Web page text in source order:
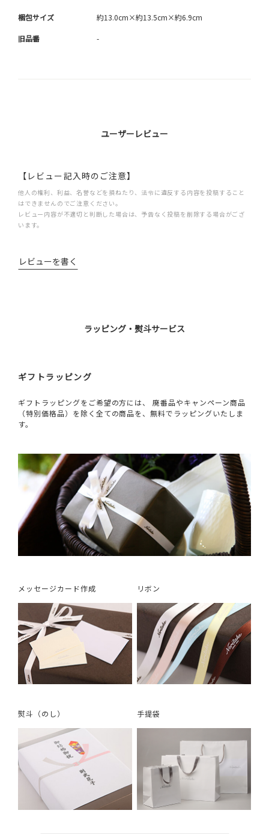
梱包サイズ 約13.0cm×約13.5cm×約6.9cm
旧品番 -
ユーザーレビュー
【レビュー記入時のご注意】
他人の権利、利益、名誉などを損ねたり、法令に違反する内容を投稿すること
はできませんのでご注意ください。
レビュー内容が不適切と判断した場合は、予告なく投稿を削除する場合がござ
います。
レビューを書く
ラッピング・熨斗サービス
ギフトラッピング
ギフトラッピングをご希望の方には、 廃番品やキャンペーン商品
（特別価格品）を除く全ての商品を、無料でラッピングいたしま
す。
メッセージカード作成 リボン
熨斗（のし） 手提袋